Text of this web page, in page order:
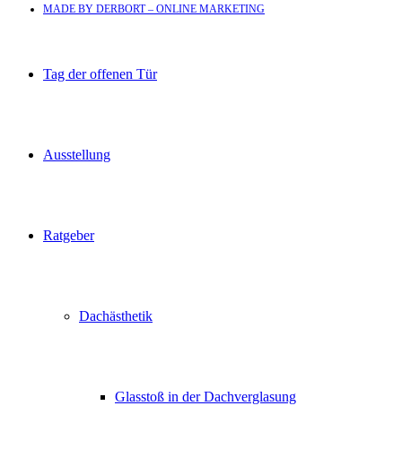
Tag der offenen Tür
Ausstellung
Ratgeber
Dachästhetik
Glasstoß in der Dachverglasung
MADE BY DERBORT – ONLINE MARKETING